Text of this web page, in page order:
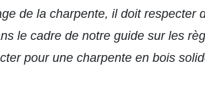
de la charpente, il doit
le cadre de notre guide sur les
pour une charpente en bois